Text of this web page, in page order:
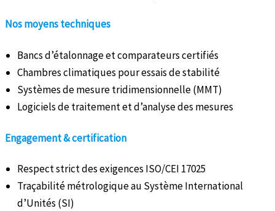
Nos moyens techniques
Bancs d’étalonnage et comparateurs certifiés
Chambres climatiques pour essais de stabilité
Systèmes de mesure tridimensionnelle (MMT)
Logiciels de traitement et d’analyse des mesures
Engagement & certification
Respect strict des exigences ISO/CEI 17025
Traçabilité métrologique au Système International
d’Unités (SI)